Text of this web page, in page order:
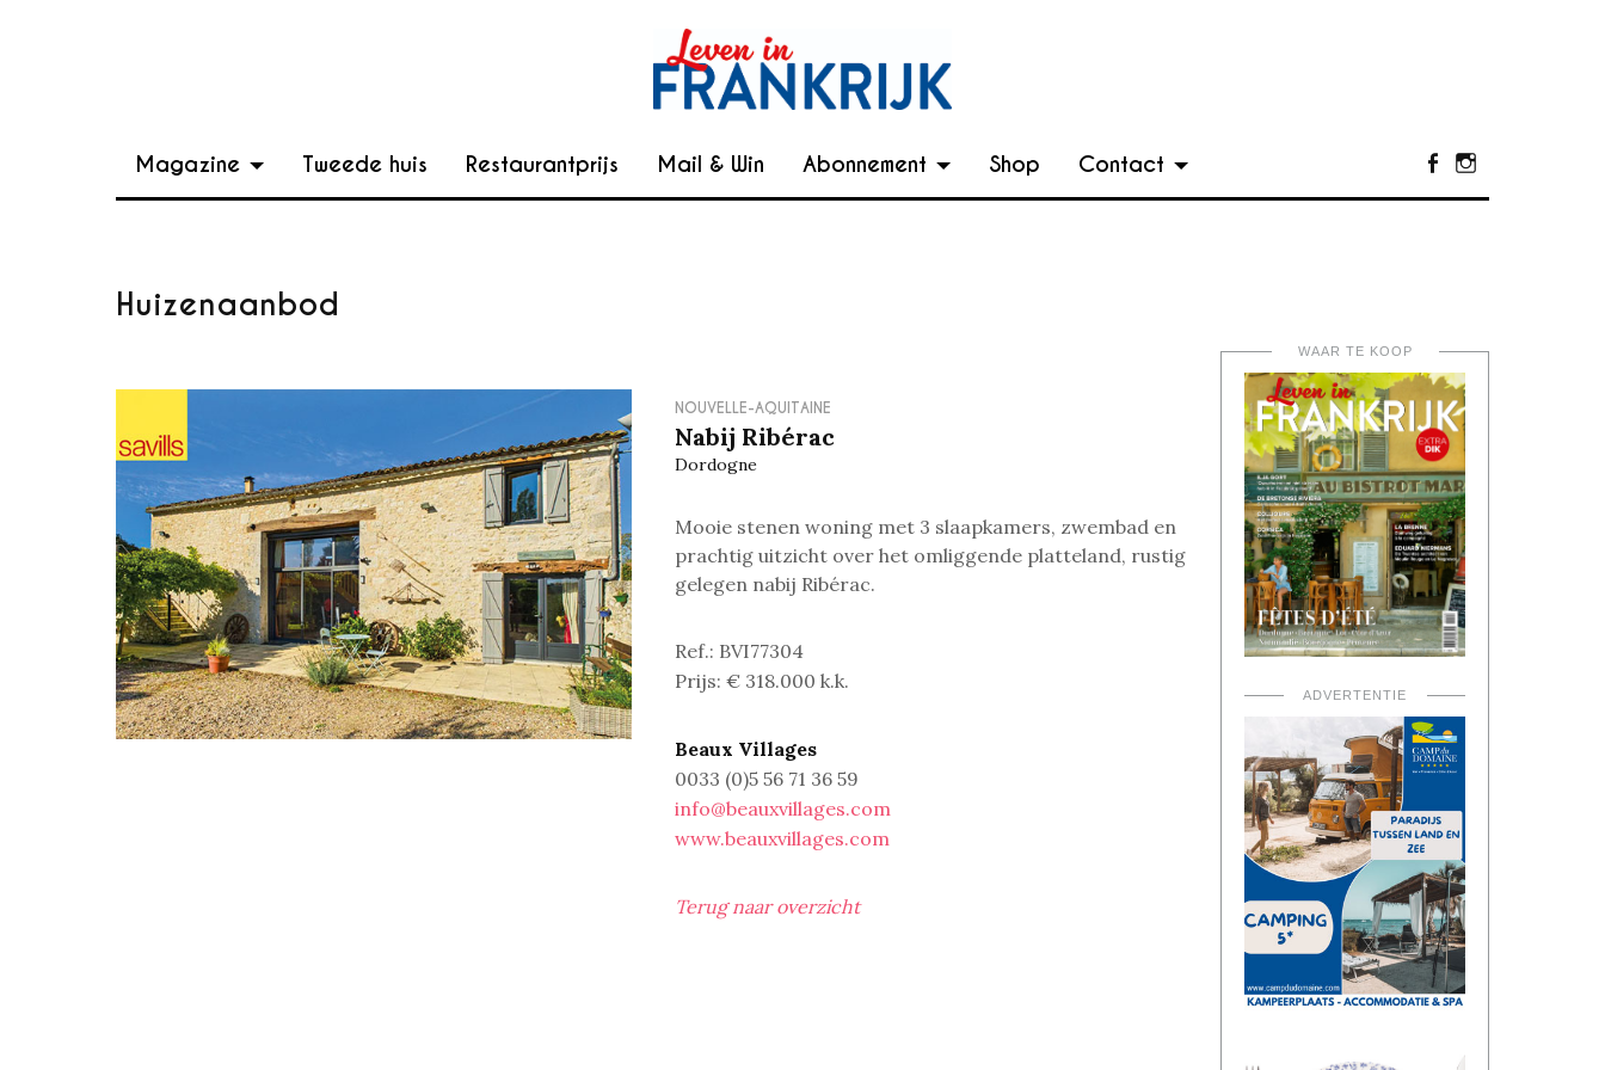
Magazine Tweede huis Restaurantprijs Mail & Win Abonnement Shop Contact Facebook
Huizenaanbod
NOUVELLE-AQUITAINE
Nabij Ribérac
Dordogne
Mooie stenen woning met 3 slaapkamers, zwembad en
prachtig uitzicht over het omliggende platteland, rustig
gelegen nabij Ribérac.
Ref.: BVI77304
Prijs: € 318.000 k.k.
Beaux Villages
0033 (0)5 56 71 36 59
info@beauxvillages.com
www.beauxvillages.com
Terug naar overzicht
WAAR TE KOOP
ADVERTENTIE